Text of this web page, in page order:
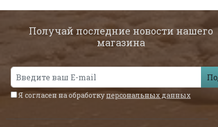
Получай последние новости нашего
магазина
Я согласен на обработку персональных данных